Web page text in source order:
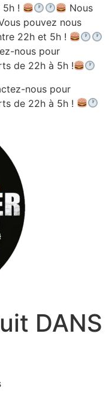
!
Nous
pouvez nous
22h et 5h !
nous pour
de 22h à 5h !
nous pour
de 22h à 5h !
DANS